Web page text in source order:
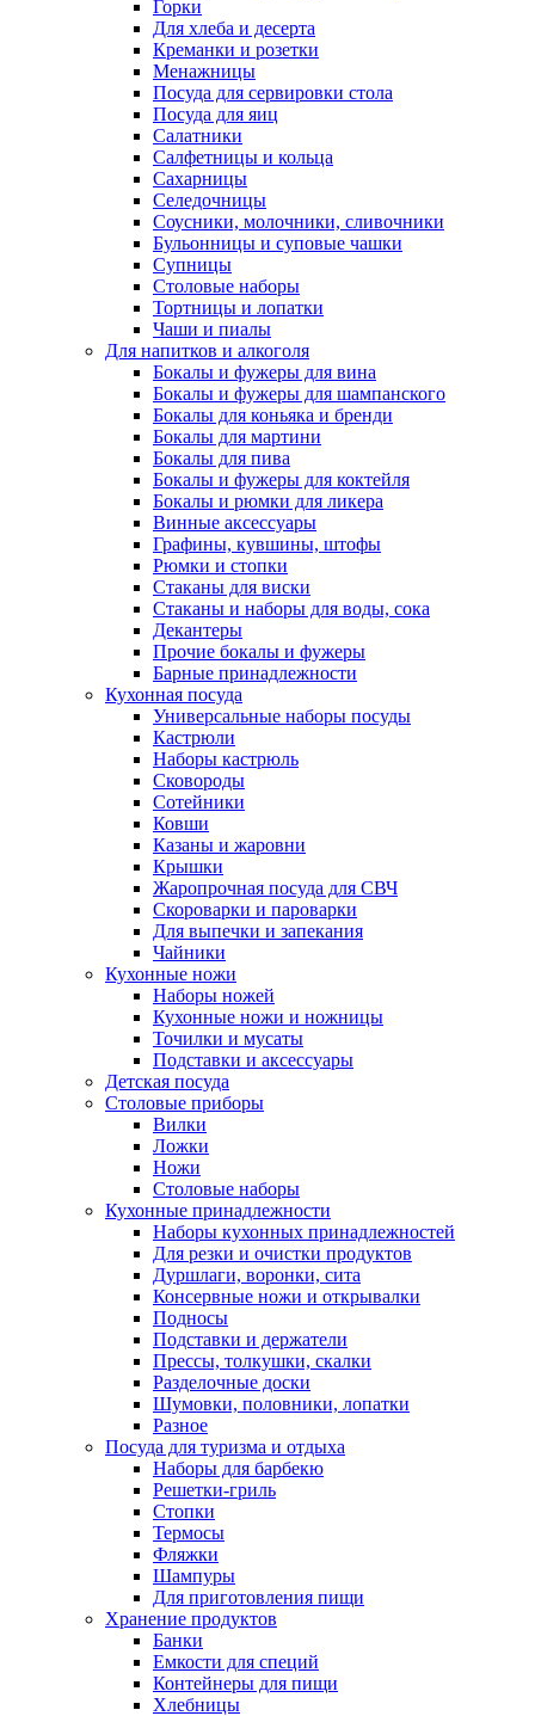
Горки
Для хлеба и десерта
Креманки и розетки
Менажницы
Посуда для сервировки стола
Посуда для яиц
Салатники
Салфетницы и кольца
Сахарницы
Селедочницы
Соусники, молочники, сливочники
Бульонницы и суповые чашки
Супницы
Столовые наборы
Тортницы и лопатки
Чаши и пиалы
Для напитков и алкоголя
Бокалы и фужеры для вина
Бокалы и фужеры для шампанского
Бокалы для коньяка и бренди
Бокалы для мартини
Бокалы для пива
Бокалы и фужеры для коктейля
Бокалы и рюмки для ликера
Винные аксессуары
Графины, кувшины, штофы
Рюмки и стопки
Стаканы для виски
Стаканы и наборы для воды, сока
Декантеры
Прочие бокалы и фужеры
Барные принадлежности
Кухонная посуда
Универсальные наборы посуды
Кастрюли
Наборы кастрюль
Сковороды
Сотейники
Ковши
Казаны и жаровни
Крышки
Жаропрочная посуда для СВЧ
Скороварки и пароварки
Для выпечки и запекания
Чайники
Кухонные ножи
Наборы ножей
Кухонные ножи и ножницы
Точилки и мусаты
Подставки и аксессуары
Детская посуда
Столовые приборы
Вилки
Ложки
Ножи
Столовые наборы
Кухонные принадлежности
Наборы кухонных принадлежностей
Для резки и очистки продуктов
Дуршлаги, воронки, сита
Консервные ножи и открывалки
Подносы
Подставки и держатели
Прессы, толкушки, скалки
Разделочные доски
Шумовки, половники, лопатки
Разное
Посуда для туризма и отдыха
Наборы для барбекю
Решетки-гриль
Стопки
Термосы
Фляжки
Шампуры
Для приготовления пищи
Хранение продуктов
Банки
Емкости для специй
Контейнеры для пищи
Хлебницы